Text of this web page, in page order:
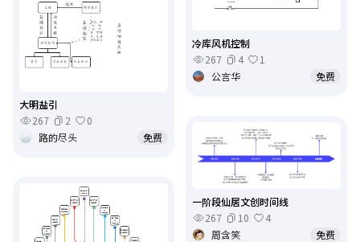
冷库风机控制
267
4
1
公言华
免费
大明盐引
267
2
0
路的尽头
免费
一阶段仙居文创时间线
267
10
4
周含笑
免费